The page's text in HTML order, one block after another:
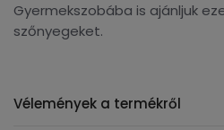
Gyermekszobába is ajánljuk
szőnyegeket.
Vélemények a termékről